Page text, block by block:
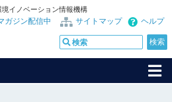
イノベーション情報機構
ヘルプ
サイトマップ
ガジン配信中